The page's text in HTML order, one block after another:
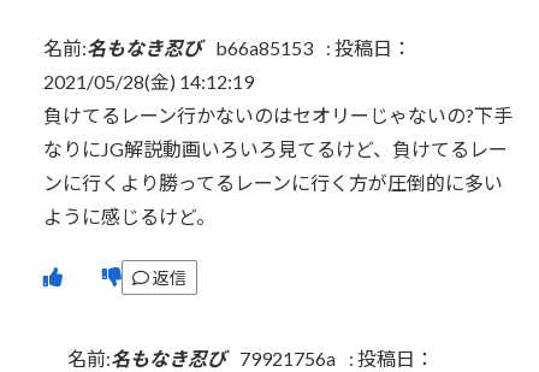
名前:名もなき忍び b66a85153 : 投稿日：
2021/05/28(金) 14:12:19
負けてるレーン行かないのはセオリーじゃないの?下手
なりにJG解説動画いろいろ見てるけど、負けてるレー
ンに行くより勝ってるレーンに行く方が圧倒的に多い
ように感じるけど。
返信
名前:名もなき忍び 79921756a : 投稿日：